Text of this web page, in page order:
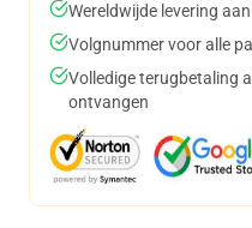
Wereldwijde levering
Volgnummer voor alle
Volledige terugbetaling
ontvangen